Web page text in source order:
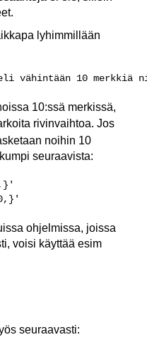
lyhimmillään
vähintään 10 merkkiä
10:ssä merkissä,
rivinvaihtoa. Jos
noihin 10
seuraavista:
ohjelmissa, joissa
voisi käyttää esim
seuraavasti: